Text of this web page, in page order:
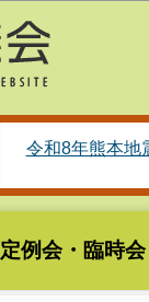
令和8年熊本地
定例会・臨時会